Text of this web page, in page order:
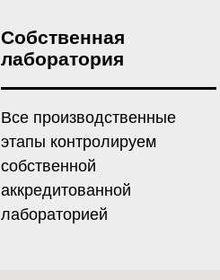
Собственная
лаборатория
Все производственные
этапы контролируем
собственной
аккредитованной
лабораторией